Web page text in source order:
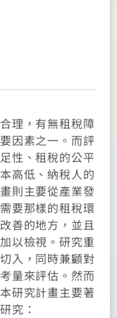
理，有無租稅障
因素之一。而評
性、租稅的公平
高低、納稅人的
則主要從產業發
要那樣的租稅環
善的地方，並且
以檢視。研究重
入，同時兼顧對
量來評估。然而
研究計畫主要著
究：